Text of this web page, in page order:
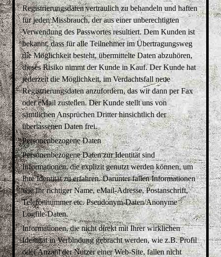
Registrierungsdaten vertraulich zu behandeln und haften
für jeden Missbrauch, der aus einer unberechtigten
Verwendung des Passwortes resultiert. Dem Kunden ist
bekannt, dass für alle Teilnehmer im Übertragungsweg
die Möglichkeit besteht, übermittelte Daten abzuhören,
dieses Risiko nimmt der Kunde in Kauf. Der Kunde hat
jederzeit die Möglichkeit, im Verdachtsfall neue
Registrierungsdaten anzufordern, das wir dann per Fax
oder eMail zustellen. Der Kunde stellt uns von
sämtlichen Ansprüchen Dritter hinsichtlich der
überlassenen Daten frei.
Personenbezogene Daten
Personenbezogene Daten zur Identität sind
Informationen, die explizit genutzt werden können, um
Ihre Identität zu erfahren. Darunter fallen Informationen
wie Ihr richtiger Name, eMail-Adresse, Postanschrift,
Telefonnummer etc. Pseudonym-Daten/Anonyme
Logfile-Daten.
Informationen, die nicht direkt mit Ihrer wirklichen
Identität in Verbindung gebracht werden, wie z.B. Profil
oder Anzahl der Nutzer einer Web-Site, fallen nicht